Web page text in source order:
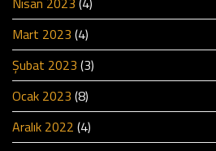
Mart 2023 (4)
Şubat 2023 (3)
Ocak 2023 (8)
Aralık 2022 (4)